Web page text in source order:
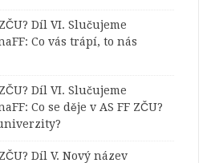
Díl VI. Slučujeme
: Co vás trápí, to nás
Díl VI. Slučujeme
: Co se děje v AS FF ZČU?
Díl V. Nový název